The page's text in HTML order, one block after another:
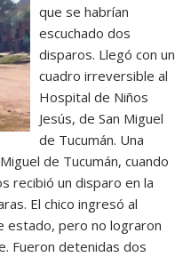
que se habrían
escuchado dos
disparos. Llegó con un
cuadro irreversible al
Hospital de Niños
Jesús, de San Miguel
de Tucumán. Una
de Tucumán, cuando
recibió un disparo en la
El chico ingresó al
estado, pero no lograron
Fueron detenidas dos